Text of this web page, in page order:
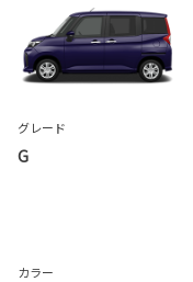
グレード
G
カラー